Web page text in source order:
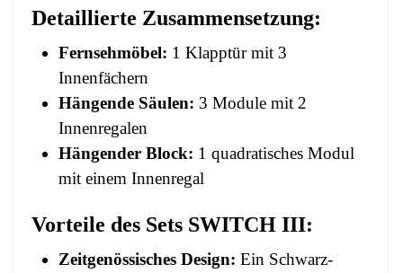
Detaillierte Zusammensetzung:
Fernsehmöbel: 1 Klapptür mit 3
Innenfächern
Hängende Säulen: 3 Module mit 2
Innenregalen
Hängender Block: 1 quadratisches Modul
mit einem Innenregal
Vorteile des Sets SWITCH III:
Zeitgenössisches Design: Ein Schwarz-